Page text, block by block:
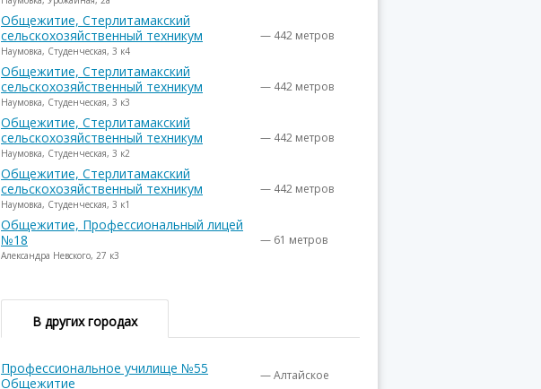
Общежитие, Стерлитамакский
сельскохозяйственный техникум
Наумовка, Студенческая, 3 к4
— 442 метров
Общежитие, Стерлитамакский
сельскохозяйственный техникум
Наумовка, Студенческая, 3 к3
— 442 метров
Общежитие, Стерлитамакский
сельскохозяйственный техникум
Наумовка, Студенческая, 3 к2
— 442 метров
Общежитие, Стерлитамакский
сельскохозяйственный техникум
Наумовка, Студенческая, 3 к1
— 442 метров
Общежитие, Профессиональный лицей
№18
Александра Невского, 27 к3
— 61 метров
В других городах
Профессиональное училище №55
Общежитие
— Алтайское